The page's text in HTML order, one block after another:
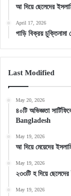
আ দিয়ে ছেলেদের
April 17, 2026
গাড়ি বিক্রয়
Last Modified
May 20, 2026
৪০টি অভিজ্ঞতা
Bangladesh
May 19, 2026
আ দিয়ে মেয়েদের
May 19, 2026
২৩৩টি হ দিয়ে
May 19, 2026